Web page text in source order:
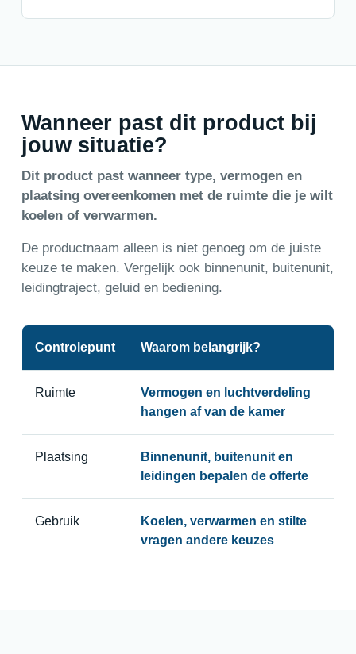
Wanneer past dit product bij
jouw situatie?
Dit product past wanneer type, vermogen en
plaatsing overeenkomen met de ruimte die je wilt
koelen of verwarmen.
De productnaam alleen is niet genoeg om de juiste
keuze te maken. Vergelijk ook binnenunit, buitenunit,
leidingtraject, geluid en bediening.
Controlepunt Waarom belangrijk?
Ruimte
Vermogen en luchtverdeling
hangen af van de kamer
Plaatsing
Binnenunit, buitenunit en
leidingen bepalen de offerte
Gebruik
Koelen, verwarmen en stilte
vragen andere keuzes